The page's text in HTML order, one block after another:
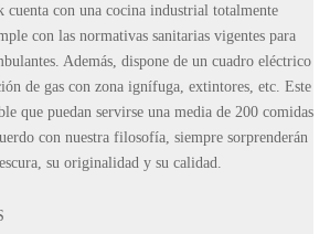
cuenta con una cocina industrial totalmente
con las normativas sanitarias vigentes para
Además, dispone de un cuadro eléctrico
de gas con zona ignífuga, extintores, etc. Este
que puedan servirse una media de 200 comidas
con nuestra filosofía, siempre sorprenderán
su originalidad y su calidad.